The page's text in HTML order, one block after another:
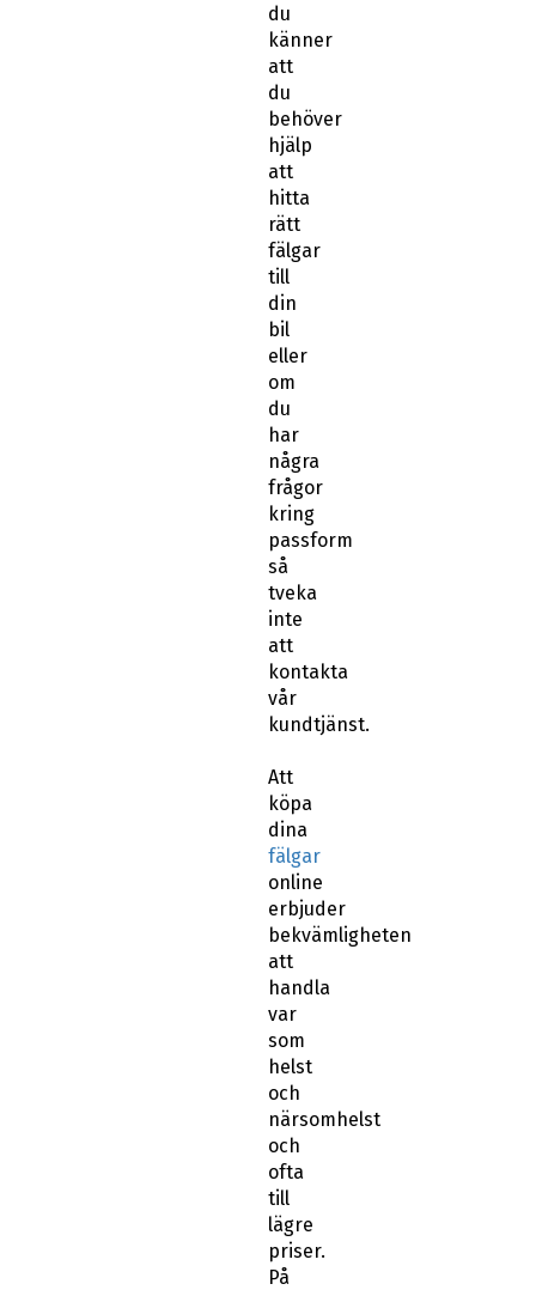
du
känner
att
du
behöver
hjälp
att
hitta
rätt
fälgar
till
din
bil
eller
om
du
har
några
frågor
kring
passform
så
tveka
inte
att
kontakta
vår
kundtjänst.
Att
köpa
dina
fälgar
online
erbjuder
bekvämligheten
att
handla
var
som
helst
och
närsomhelst
och
ofta
till
lägre
priser.
På